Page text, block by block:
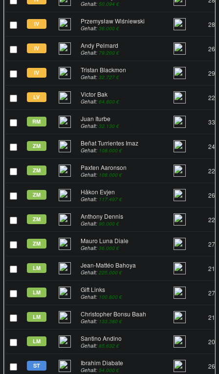
Gehalt: 50.094 €
IV Przemysław Wiśniewski
Gehalt: 36.000 € 28
IV Andy Pelmard
Gehalt: 79.200 € 26
IV Tristan Blackmon
Gehalt: 32.727 € 29
LV Victor Bak
Gehalt: 64.800 € 22
RM Juan Iturbe
Gehalt: 32.130 € 33
ZM Beñat Turrientes Imaz
Gehalt: 108.000 € 24
ZM Paxten Aaronson
Gehalt: 108.000 € 22
ZM Håkon Evjen
Gehalt: 117.497 € 26
ZM Anthony Dennis
Gehalt: 90.000 € 22
ZM Mauro Luna Diale
Gehalt: 36.000 € 27
LM Jean-Mattéo Bahoya
Gehalt: 225.000 € 21
LM Gift Links
Gehalt: 100.800 € 27
LM Christopher Bonsu Baah
Gehalt: 133.380 € 21
LM Santino Andino
Gehalt: 85.632 € 20
ST Ibrahim Diabate
Gehalt: 54.000 € 26